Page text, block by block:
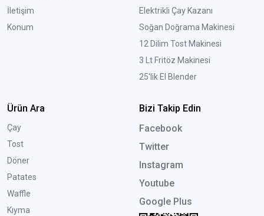
İletişim
Konum
Elektrikli Çay Kazanı
Soğan Doğrama Makinesi
12 Dilim Tost Makinesi
3 Lt Fritöz Makinesi
25'lik El Blender
Ürün Ara
Çay
Tost
Döner
Patates
Waffle
Kıyma
Bizi Takip Edin
Facebook
Twitter
Instagram
Youtube
Google Plus